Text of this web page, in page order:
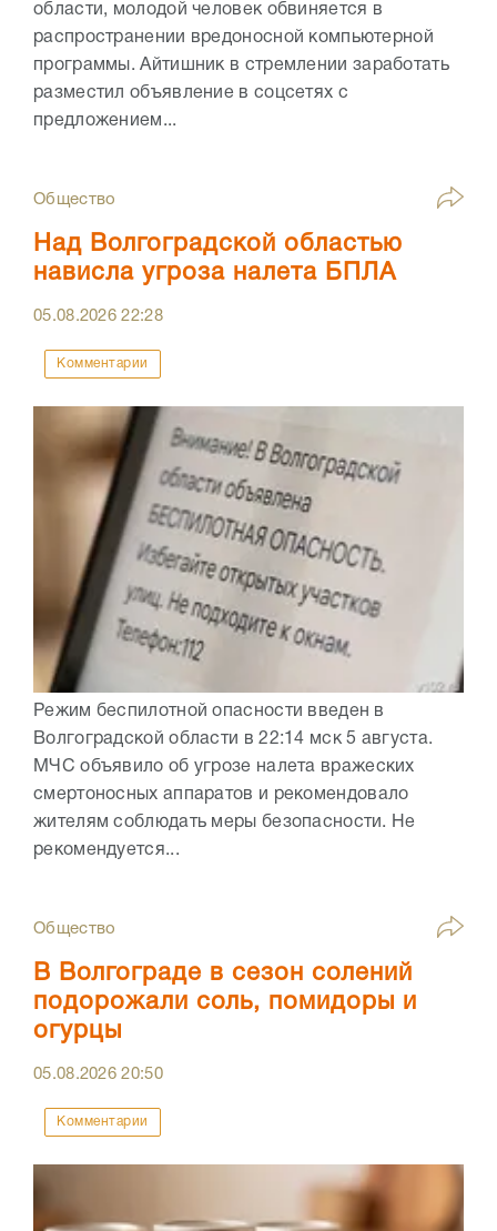
области, молодой человек обвиняется в
распространении вредоносной компьютерной
программы. Айтишник в стремлении заработать
разместил объявление в соцсетях с
предложением...
Общество
Над Волгоградской областью
нависла угроза налета БПЛА
05.08.202622:28
Комментарии
Режим беспилотной опасности введен в
Волгоградской области в 22:14 мск 5 августа.
МЧС объявило об угрозе налета вражеских
смертоносных аппаратов и рекомендовало
жителям соблюдать меры безопасности. Не
рекомендуется...
Общество
В Волгограде в сезон солений
подорожали соль, помидоры и
огурцы
05.08.202620:50
Комментарии